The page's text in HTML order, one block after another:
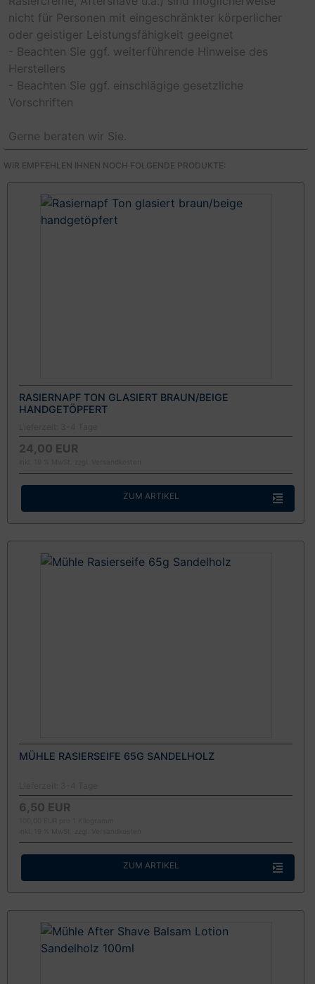
nicht für Personen mit eingeschränkter körperlicher
oder geistiger Leistungsfähigkeit geeignet
- Beachten Sie ggf. weiterführende Hinweise des
Herstellers
- Beachten Sie ggf. einschlägige gesetzliche
Vorschriften
Gerne beraten wir Sie.
WIR EMPFEHLEN IHNEN NOCH FOLGENDE PRODUKTE:
RASIERNAPF TON GLASIERT BRAUN/BEIGE
HANDGETÖPFERT
24,00 EUR
ZUM ARTIKEL
MÜHLE RASIERSEIFE 65G SANDELHOLZ
6,50 EUR
ZUM ARTIKEL